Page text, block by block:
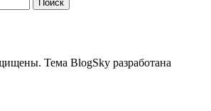
Тема BlogSky разработана